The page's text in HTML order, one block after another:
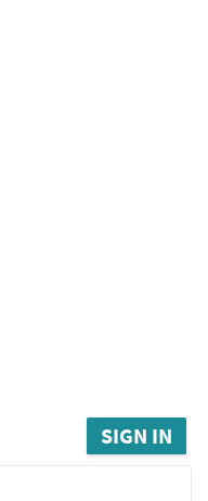
SIGN IN